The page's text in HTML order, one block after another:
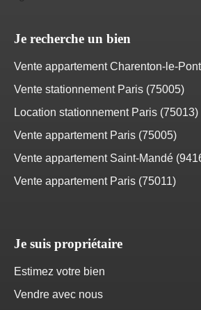
Je recherche un bien
Vente appartement Charenton-le-
Vente stationnement Paris (75005)
Location stationnement Paris (75013)
Vente appartement Paris (75005)
Vente appartement Saint-Mandé
Vente appartement Paris (75011)
Je suis propriétaire
Estimez votre bien
Vendre avec nous